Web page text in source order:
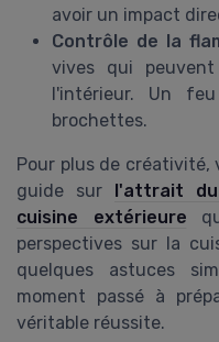
avoir un impact
Contrôle de la
vives qui
l'intérieur. Un
brochettes.
Pour plus de créativité,
guide sur l'attrait
cuisine extérieure
perspectives sur la
quelques astuces
moment passé à
véritable réussite.